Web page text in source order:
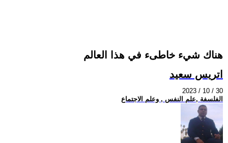
هناك شيء خاطىء في هذا العالم
اتريس سعيد
2023 / 10 / 30
الفلسفة ,علم النفس , وعلم الاجتماع